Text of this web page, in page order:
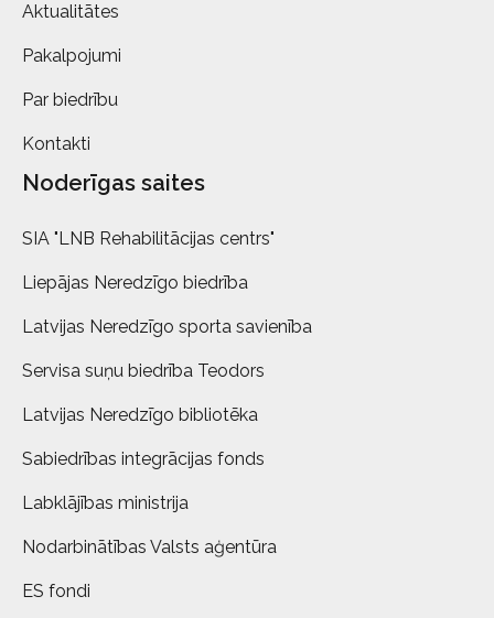
Aktualitātes
Pakalpojumi
Par biedrību
Kontakti
Noderīgas saites
SIA "LNB Rehabilitācijas centrs"
Liepājas Neredzīgo biedrība
Latvijas Neredzīgo sporta savienība
Servisa suņu biedrība Teodors
Latvijas Neredzīgo bibliotēka
Sabiedrības integrācijas fonds
Labklājības ministrija
Nodarbinātības Valsts aģentūra
ES fondi